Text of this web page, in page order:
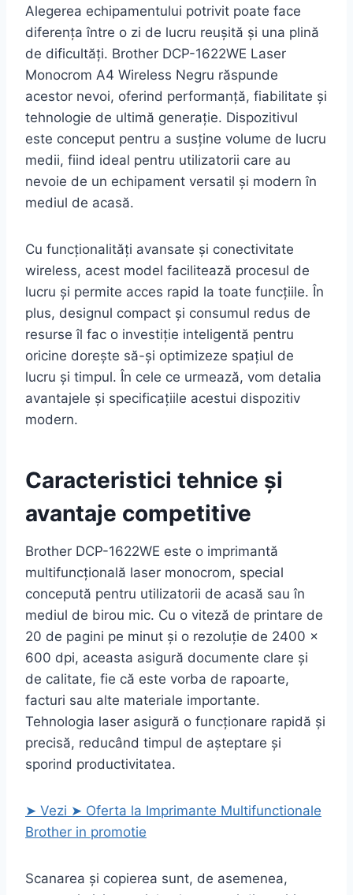
Alegerea echipamentului potrivit poate face
diferența între o zi de lucru reușită și una plină
de dificultăți. Brother DCP-1622WE Laser
Monocrom A4 Wireless Negru răspunde
acestor nevoi, oferind performanță, fiabilitate și
tehnologie de ultimă generație. Dispozitivul
este conceput pentru a susține volume de lucru
medii, fiind ideal pentru utilizatorii care au
nevoie de un echipament versatil și modern în
mediul de acasă.
Cu funcționalități avansate și conectivitate
wireless, acest model facilitează procesul de
lucru și permite acces rapid la toate funcțiile. În
plus, designul compact și consumul redus de
resurse îl fac o investiție inteligentă pentru
oricine dorește să-și optimizeze spațiul de
lucru și timpul. În cele ce urmează, vom detalia
avantajele și specificațiile acestui dispozitiv
modern.
Caracteristici tehnice și
avantaje competitive
Brother DCP-1622WE este o imprimantă
multifuncțională laser monocrom, special
concepută pentru utilizatorii de acasă sau în
mediul de birou mic. Cu o viteză de printare de
20 de pagini pe minut și o rezoluție de 2400 x
600 dpi, aceasta asigură documente clare și
de calitate, fie că este vorba de rapoarte,
facturi sau alte materiale importante.
Tehnologia laser asigură o funcționare rapidă și
precisă, reducând timpul de așteptare și
sporind productivitatea.
➤ Vezi ➤ Oferta la Imprimante Multifunctionale
Brother in promotie
Scanarea și copierea sunt, de asemenea,